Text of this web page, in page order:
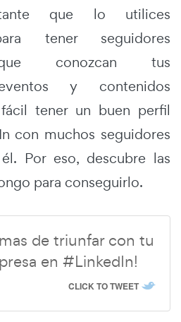
que lo utilices
tener seguidores
conozcan tus
y contenidos
tener un buen perfil
con muchos seguidores
Por eso, descubre las
para conseguirlo.
de triunfar con tu
en #LinkedIn!
CLICK TO TWEET